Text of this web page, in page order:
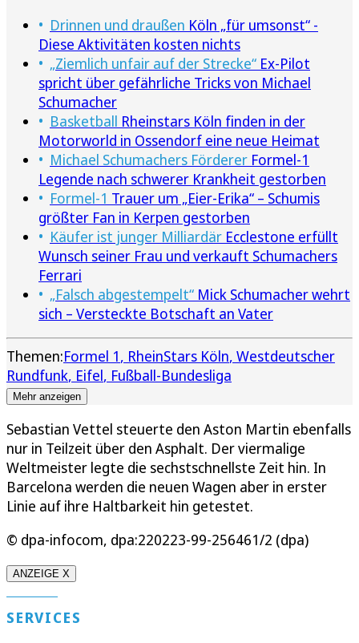
Drinnen und draußen Köln „für umsonst“ -
Diese Aktivitäten kosten nichts
„Ziemlich unfair auf der Strecke“ Ex-Pilot
spricht über gefährliche Tricks von Michael
Schumacher
Basketball Rheinstars Köln finden in der
Motorworld in Ossendorf eine neue Heimat
Michael Schumachers Förderer Formel-1
Legende nach schwerer Krankheit gestorben
Formel-1 Trauer um „Eier-Erika“ – Schumis
größter Fan in Kerpen gestorben
Käufer ist junger Milliardär Ecclestone erfüllt
Wunsch seiner Frau und verkauft Schumachers
Ferrari
„Falsch abgestempelt“ Mick Schumacher wehrt
sich – Versteckte Botschaft an Vater
Themen:Formel 1 RheinStars Köln Westdeutscher
Rundfunk Eifel Fußball-Bundesliga
Mehr anzeigen
Sebastian Vettel steuerte den Aston Martin ebenfalls
nur in Teilzeit über den Asphalt. Der viermalige
Weltmeister legte die sechstschnellste Zeit hin. In
Barcelona werden die neuen Wagen aber in erster
Linie auf ihre Haltbarkeit hin getestet.
© dpa-infocom, dpa:220223-99-256461/2 (dpa)
ANZEIGE X
SERVICES